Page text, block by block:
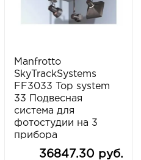
Manfrotto
SkyTrackSystems
FF3033 Top system
33 Подвесная
система для
фотостудии на 3
прибора
36847.30 руб.